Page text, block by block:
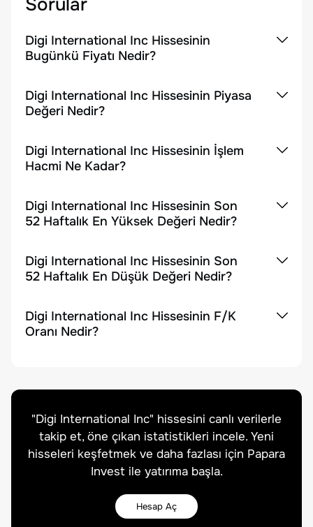
Digi International Inc Hissesinin
Bugünkü Fiyatı Nedir?
Digi International Inc Hissesinin Piyasa
Değeri Nedir?
Digi International Inc Hissesinin İşlem
Hacmi Ne Kadar?
Digi International Inc Hissesinin Son
52 Haftalık En Yüksek Değeri Nedir?
Digi International Inc Hissesinin Son
52 Haftalık En Düşük Değeri Nedir?
Digi International Inc Hissesinin F/K
Oranı Nedir?
"Digi International Inc" hissesini canlı verilerle
takip et, öne çıkan istatistikleri incele. Yeni
hisseleri keşfetmek ve daha fazlası için Papara
Invest ile yatırıma başla.
Hesap Aç